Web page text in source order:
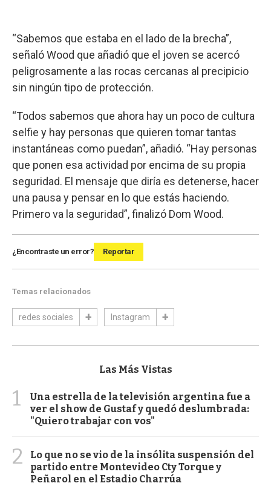
“Sabemos que estaba en el lado de la brecha”,
señaló Wood que añadió que el joven se acercó
peligrosamente a las rocas cercanas al precipicio
sin ningún tipo de protección.
“Todos sabemos que ahora hay un poco de cultura
selfie y hay personas que quieren tomar tantas
instantáneas como puedan”, añadió. “Hay personas
que ponen esa actividad por encima de su propia
seguridad. El mensaje que diría es detenerse, hacer
una pausa y pensar en lo que estás haciendo.
Primero va la seguridad”, finalizó Dom Wood.
¿Encontraste un error? Reportar
Temas relacionados
redes sociales Instagram
Las Más Vistas
1
Una estrella de la televisión argentina fue a
ver el show de Gustaf y quedó deslumbrada:
"Quiero trabajar con vos"
2
Lo que no se vio de la insólita suspensión del
partido entre Montevideo Cty Torque y
Peñarol en el Estadio Charrúa